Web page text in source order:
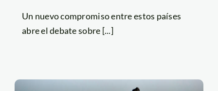
Un nuevo compromiso entre estos países
abre el debate sobre [...]